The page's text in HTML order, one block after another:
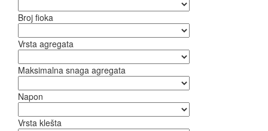
Broj fioka
Vrsta agregata
Maksimalna snaga agregata
Napon
Vrsta klešta